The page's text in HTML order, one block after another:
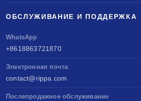
ОБСЛУЖИВАНИЕ И ПОДДЕРЖКА
WhatsApp
+8618863721870
Электронная почта
contact@rippa.com
Послепродажное обслуживание